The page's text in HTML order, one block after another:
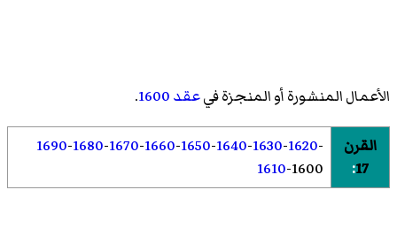
الأعمال المنشورة أو المنجزة فيعقد 1600 .
القرن
17
:
1690-1680-1670-1660-1650-1640-1630-1620-
1610-1600